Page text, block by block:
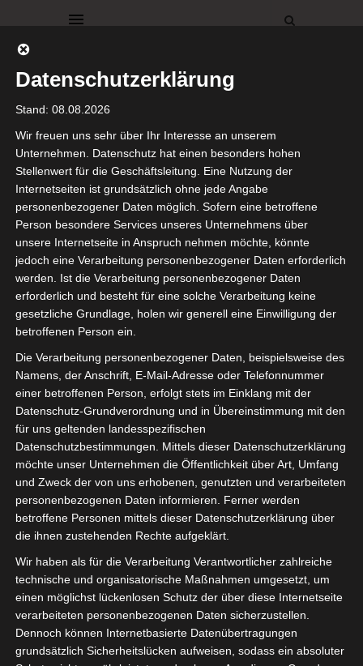
BACKEN FRÜHLING REZEPTE VERANDA
Rhabarberkuchen
mit Baiser
25. Mai 2021
Hallo Ihr Lieben,
ich hoffe, ihr hattet ein
schönes
Pfingstwochenende.
Wir haben die ruhigen
Tage sehr genossen.
Datenschutzerklärung
Stand: 08.08.2026
Wir freuen uns sehr über Ihr Interesse an unserem
Unternehmen. Datenschutz hat einen besonders hohen
Stellenwert für die Geschäftsleitung. Eine Nutzung der
Internetseiten ist grundsätzlich ohne jede Angabe
personenbezogener Daten möglich. Sofern eine betroffene
Person besondere Services unseres Unternehmens über
unsere Internetseite in Anspruch nehmen möchte, könnte
jedoch eine Verarbeitung personenbezogener Daten erforderlich
werden. Ist die Verarbeitung personenbezogener Daten
erforderlich und besteht für eine solche Verarbeitung keine
gesetzliche Grundlage, holen wir generell eine Einwilligung der
betroffenen Person ein.
Die Verarbeitung personenbezogener Daten, beispielsweise des
Namens, der Anschrift, E-Mail-Adresse oder Telefonnummer
einer betroffenen Person, erfolgt stets im Einklang mit der
Datenschutz-Grundverordnung und in Übereinstimmung mit den
für uns geltenden landesspezifischen
Datenschutzbestimmungen. Mittels dieser Datenschutzerklärung
möchte unser Unternehmen die Öffentlichkeit über Art, Umfang
und Zweck der von uns erhobenen, genutzten und verarbeiteten
personenbezogenen Daten informieren. Ferner werden
betroffene Personen mittels dieser Datenschutzerklärung über
die ihnen zustehenden Rechte aufgeklärt.
Wir haben als für die Verarbeitung Verantwortlicher zahlreiche
technische und organisatorische Maßnahmen umgesetzt, um
einen möglichst lückenlosen Schutz der über diese Internetseite
verarbeiteten personenbezogenen Daten sicherzustellen.
Dennoch können Internetbasierte Datenübertragungen
grundsätzlich Sicherheitslücken aufweisen, sodass ein absoluter